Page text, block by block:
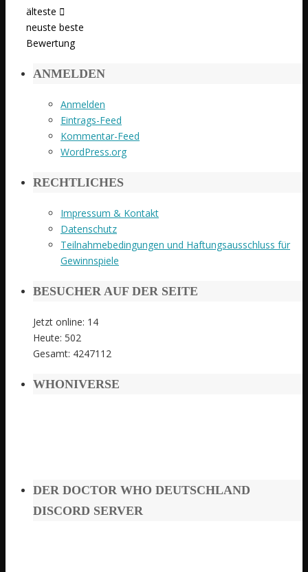
älteste
neuste beste
Bewertung
ANMELDEN
Anmelden
Eintrags-Feed
Kommentar-Feed
WordPress.org
RECHTLICHES
Impressum & Kontakt
Datenschutz
Teilnahmebedingungen und Haftungsausschluss für
Gewinnspiele
BESUCHER AUF DER SEITE
Jetzt online: 14
Heute: 502
Gesamt: 4247112
WHONIVERSE
DER DOCTOR WHO DEUTSCHLAND
DISCORD SERVER